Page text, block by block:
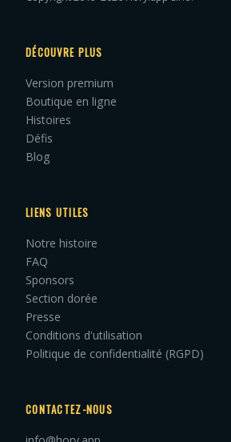
DÉCOUVRE PLUS
Version premium
Boutique en ligne
Histoires
Défis
Blog
LIENS UTILES
Notre histoire
FAQ
Sponsors
Section dorée
Presse
Conditions d'utilisation
Politique de confidentialité (RGPD)
CONTACTEZ-NOUS